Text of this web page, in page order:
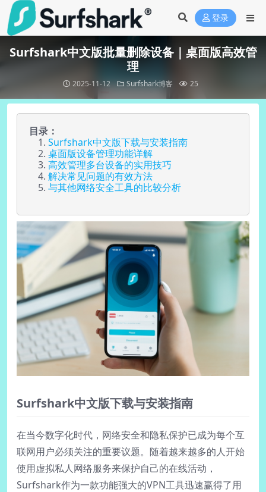
登录
Surfshark中文版批量删除设备｜桌面版高效管
理
2025-11-12 Surfshark博客 25
目录：
Surfshark中文版下载与安装指南
桌面版设备管理功能详解
高效管理多台设备的实用技巧
解决常见问题的有效方法
与其他网络安全工具的比较分析
Surfshark中文版下载与安装指南
在当今数字化时代，网络安全和隐私保护已成为每个互
联网用户必须关注的重要议题。随着越来越多的人开始
使用虚拟私人网络服务来保护自己的在线活动，
Surfshark作为一款功能强大的VPN工具迅速赢得了用